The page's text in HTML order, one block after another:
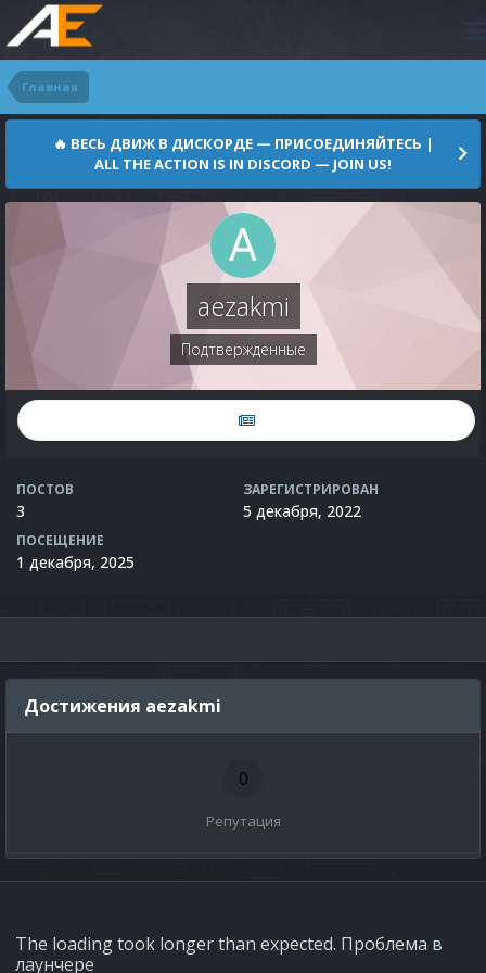
Главная
🔥 ВЕСЬ ДВИЖ В ДИСКОРДЕ — ПРИСОЕДИНЯЙТЕСЬ |
ALL THE ACTION IS IN DISCORD — JOIN US!
aezakmi
Подтвержденные
ПОСТОВ
3
ЗАРЕГИСТРИРОВАН
5 декабря, 2022
ПОСЕЩЕНИЕ
1 декабря, 2025
Достижения aezakmi
0
Репутация
The loading took longer than expected. Проблема в
лаунчере